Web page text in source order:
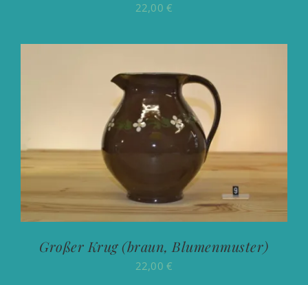
22,00€
Großer Krug (braun, Blumenmuster)
22,00€